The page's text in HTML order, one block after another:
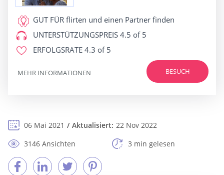
GUT FÜR flirten und einen Partner finden
UNTERSTÜTZUNGSPREIS 4.5 of 5
ERFOLGSRATE 4.3 of 5
BESUCH
MEHR INFORMATIONEN
06 Mai 2021 Aktualisiert: 22 Nov 2022
3146 Ansichten
3 min gelesen